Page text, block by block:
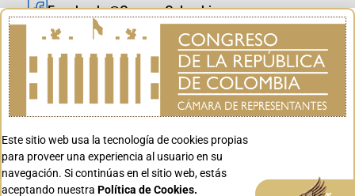
Facebook_@CamaraColombia
Instagram_@CamaraColombia
X_@CamaraColombia
Youtube_@CamaraColombia
Youtube_@CanalCongreso
Este sitio web usa la tecnología de cookies propias
para proveer una experiencia al usuario en su
navegación. Si continúas en el sitio web, estás
aceptando nuestra Política de Cookies. Aceptar